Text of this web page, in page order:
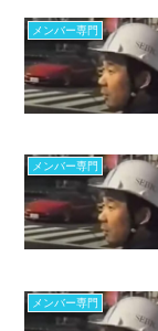
メンバー専門
メンバー専門
メンバー専門